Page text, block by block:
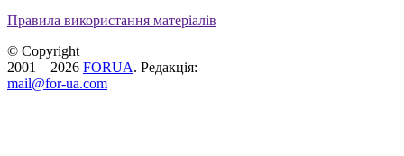
Правила використання матеріалів
© Copyright
2001—2026 FORUA. Редакція:
mail@for-ua.com